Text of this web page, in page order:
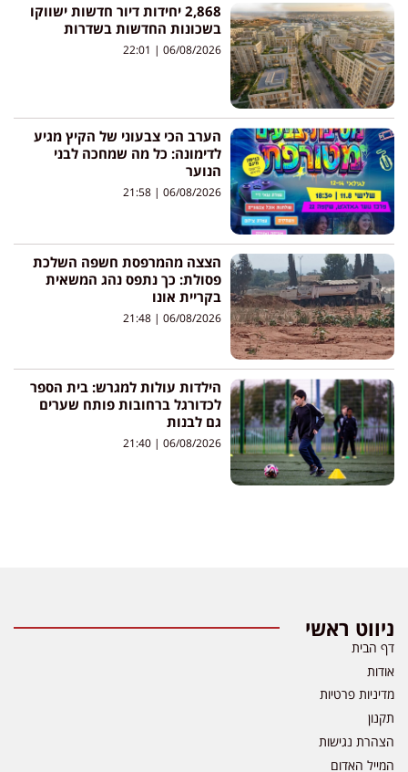
2,868 יחידות דיור חדשות ישווקו
בשכונות החדשות בשדרות
06/08/2026
הערב הכי צבעוני של הקיץ מגיע
לדימונה: כל מה שמחכה לבני
הנוער
06/08/2026
הצצה מהמרפסת חשפה השלכת
פסולת: כך נתפס נהג המשאית
בקריית אונו
06/08/2026
הילדות עולות למגרש: בית הספר
לכדורגל ברחובות פותח שערים
גם לבנות
06/08/2026
ניווט ראשי
דף הבית
אודות
מדיניות פרטיות
תקנון
הצהרת נגישות
המייל האדום